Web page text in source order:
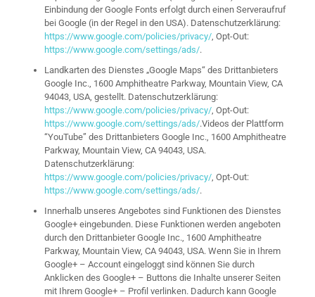
Einbindung der Google Fonts erfolgt durch einen Serveraufruf
bei Google (in der Regel in den USA). Datenschutzerklärung:
https://www.google.com/policies/privacy/, Opt-Out:
https://www.google.com/settings/ads/.
Landkarten des Dienstes „Google Maps“ des Drittanbieters
Google Inc., 1600 Amphitheatre Parkway, Mountain View, CA
94043, USA, gestellt. Datenschutzerklärung:
https://www.google.com/policies/privacy/, Opt-Out:
https://www.google.com/settings/ads/.Videos der Plattform
“YouTube” des Drittanbieters Google Inc., 1600 Amphitheatre
Parkway, Mountain View, CA 94043, USA.
Datenschutzerklärung:
https://www.google.com/policies/privacy/, Opt-Out:
https://www.google.com/settings/ads/.
Innerhalb unseres Angebotes sind Funktionen des Dienstes
Google+ eingebunden. Diese Funktionen werden angeboten
durch den Drittanbieter Google Inc., 1600 Amphitheatre
Parkway, Mountain View, CA 94043, USA. Wenn Sie in Ihrem
Google+ – Account eingeloggt sind können Sie durch
Anklicken des Google+ – Buttons die Inhalte unserer Seiten
mit Ihrem Google+ – Profil verlinken. Dadurch kann Google